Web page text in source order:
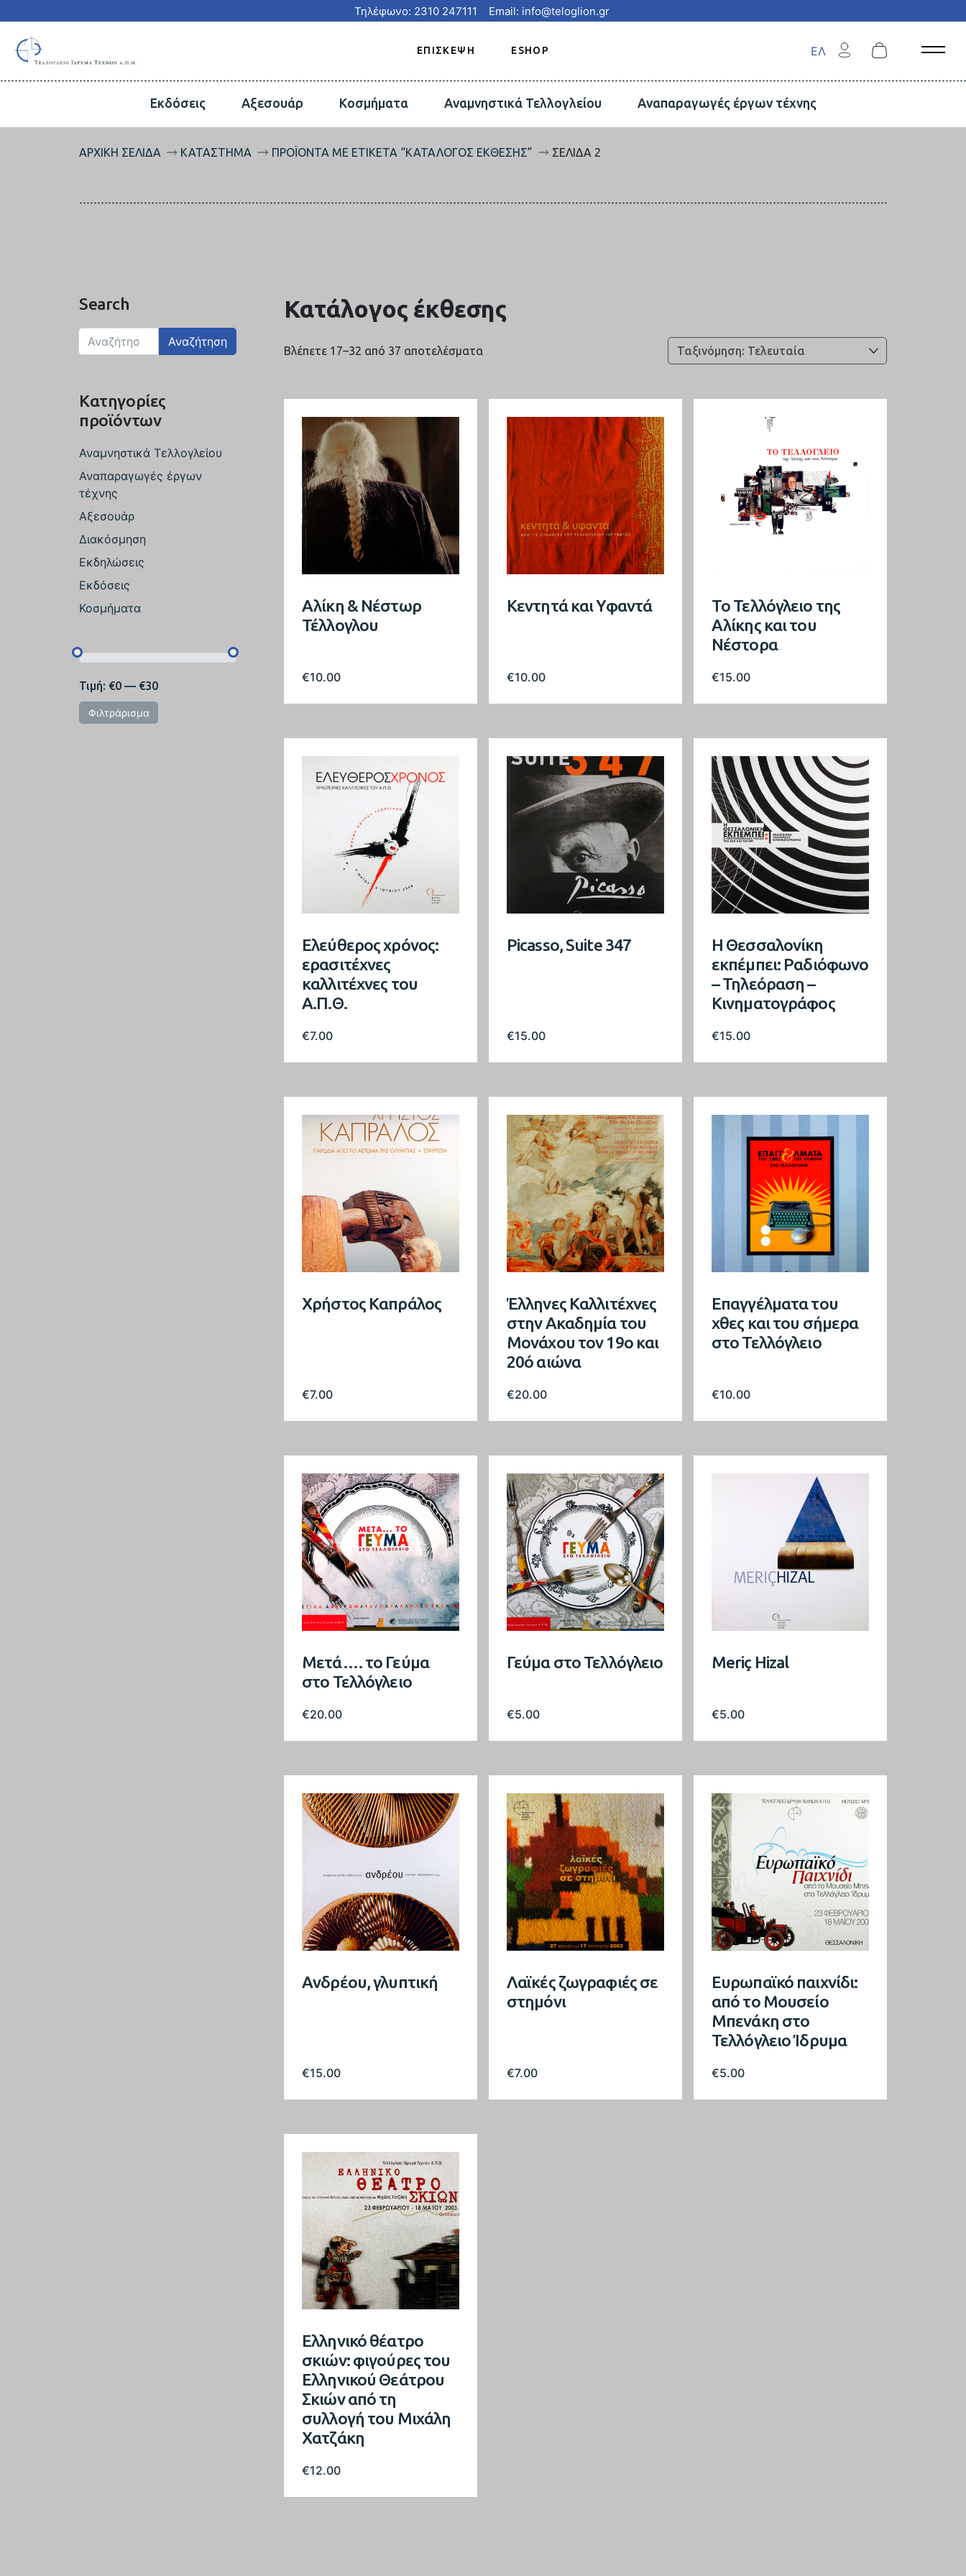
Τηλέφωνο: 2310 247111 Email: info@teloglion.gr
ΕΠΙΣΚΕΨΗ ESHOP ΕΛ Open
Εκδόσεις Αξεσουάρ Κοσμήματα Αναμνηστικά Τελλογλείου Αναπαραγωγές έργων τέχνης
ΑΡΧΙΚΉ ΣΕΛΊΔΑ ΚΑΤΆΣΤΗΜΑ ΠΡΟΪΌΝΤΑ ΜΕ ΕΤΙΚΈΤΑ “ΚΑΤΆΛΟΓΟΣ ΈΚΘΕΣΗΣ” ΣΕΛΊΔΑ 2
Search
Αναζήτηση
Κατηγορίες
προϊόντων
Αναμνηστικά Τελλογλείου
Αναπαραγωγές έργων
τέχνης
Αξεσουάρ
Διακόσμηση
Εκδηλώσεις
Εκδόσεις
Κοσμήματα
Φιλτράρισμα
Τιμή: €0 — €30
Κατάλογος έκθεσης
Βλέπετε 17–32 από 37 αποτελέσματα
Αλίκη & Νέστωρ
Τέλλογλου
€10.00
Κεντητά και Υφαντά
€10.00
Το Τελλόγλειο της
Αλίκης και του
Νέστορα
€15.00
Ελεύθερος χρόνος:
ερασιτέχνες
καλλιτέχνες του
Α.Π.Θ.
€7.00
Picasso, Suite 347
€15.00
Η Θεσσαλονίκη
εκπέμπει: Ραδιόφωνο
– Τηλεόραση –
Κινηματογράφος
€15.00
Χρήστος Καπράλος
€7.00
Έλληνες Καλλιτέχνες
στην Ακαδημία του
Μονάχου τον 19ο και
20ό αιώνα
€20.00
Επαγγέλματα του
χθες και του σήμερα
στο Τελλόγλειο
€10.00
Μετά…. το Γεύμα
στο Τελλόγλειο
€20.00
Γεύμα στο Τελλόγλειο
€5.00
Meriç Hizal
€5.00
Ανδρέου, γλυπτική
€15.00
Λαϊκές ζωγραφιές σε
στημόνι
€7.00
Ευρωπαϊκό παιχνίδι:
από το Μουσείο
Μπενάκη στο
Τελλόγλειο Ίδρυμα
€5.00
Ελληνικό θέατρο
σκιών: φιγούρες του
Ελληνικού Θεάτρου
Σκιών από τη
συλλογή του Μιχάλη
Χατζάκη
€12.00